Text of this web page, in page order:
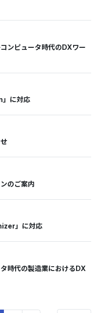
ンピュータ時代のDXワー
に対応
のご案内
」に対応
時代の製造業におけるDX